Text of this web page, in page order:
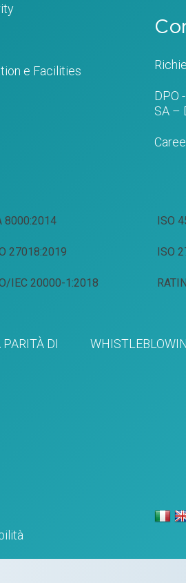
e Facilities
DPO
SA –
8000:2014 ISO
27018:2019 ISO
IEC 20000-1:2018
DI